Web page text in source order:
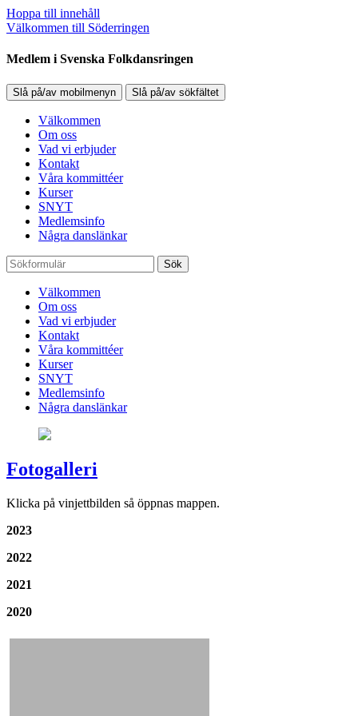
Hoppa till innehåll
Välkommen till Söderringen
Medlem i Svenska Folkdansringen
Slå på/av mobilmenyn Slå på/av sökfältet
Välkommen
Om oss
Vad vi erbjuder
Kontakt
Våra kommittéer
Kurser
SNYT
Medlemsinfo
Några danslänkar
Sök
Välkommen
Om oss
Vad vi erbjuder
Kontakt
Våra kommittéer
Kurser
SNYT
Medlemsinfo
Några danslänkar
Fotogalleri
Klicka på vinjettbilden så öppnas mappen.
2023
2022
2021
2020